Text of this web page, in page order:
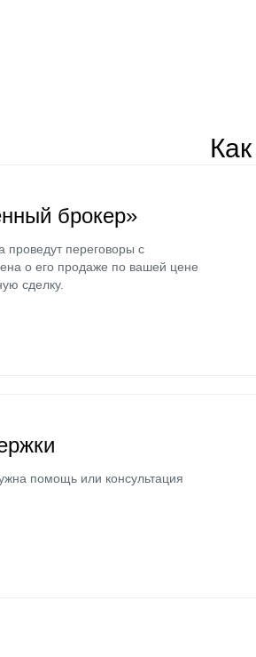
брокер»
проведут переговоры с
о его продаже по вашей цене
сделку.
помощь или консультация